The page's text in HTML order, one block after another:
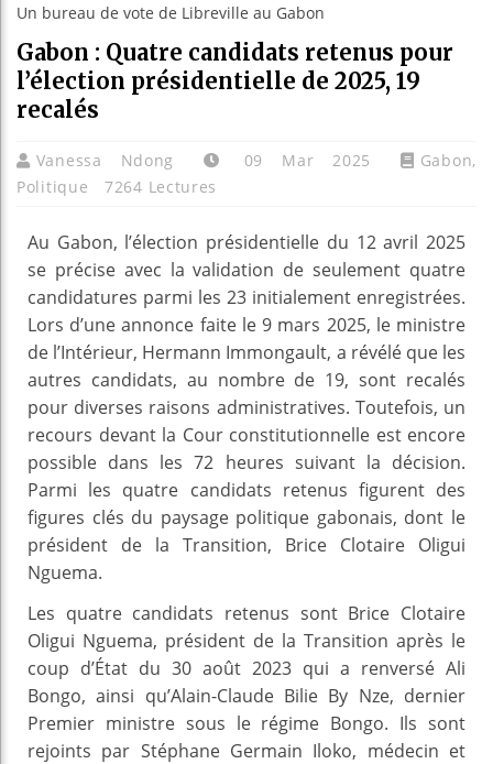
Un bureau de vote de Libreville au Gabon
Gabon : Quatre candidats retenus pour
l’élection présidentielle de 2025, 19
recalés
Vanessa Ndong 09 Mar 2025 Gabon,
Politique
7264 Lectures
Au Gabon, l’élection présidentielle du 12 avril 2025
se précise avec la validation de seulement quatre
candidatures parmi les 23 initialement enregistrées.
Lors d’une annonce faite le 9 mars 2025, le ministre
de l’Intérieur, Hermann Immongault, a révélé que les
autres candidats, au nombre de 19, sont recalés
pour diverses raisons administratives. Toutefois, un
recours devant la Cour constitutionnelle est encore
possible dans les 72 heures suivant la décision.
Parmi les quatre candidats retenus figurent des
figures clés du paysage politique gabonais, dont le
président de la Transition, Brice Clotaire Oligui
Nguema.
Les quatre candidats retenus sont Brice Clotaire
Oligui Nguema, président de la Transition après le
coup d’État du 30 août 2023 qui a renversé Ali
Bongo, ainsi qu’Alain-Claude Bilie By Nze, dernier
Premier ministre sous le régime Bongo. Ils sont
rejoints par Stéphane Germain Iloko, médecin et